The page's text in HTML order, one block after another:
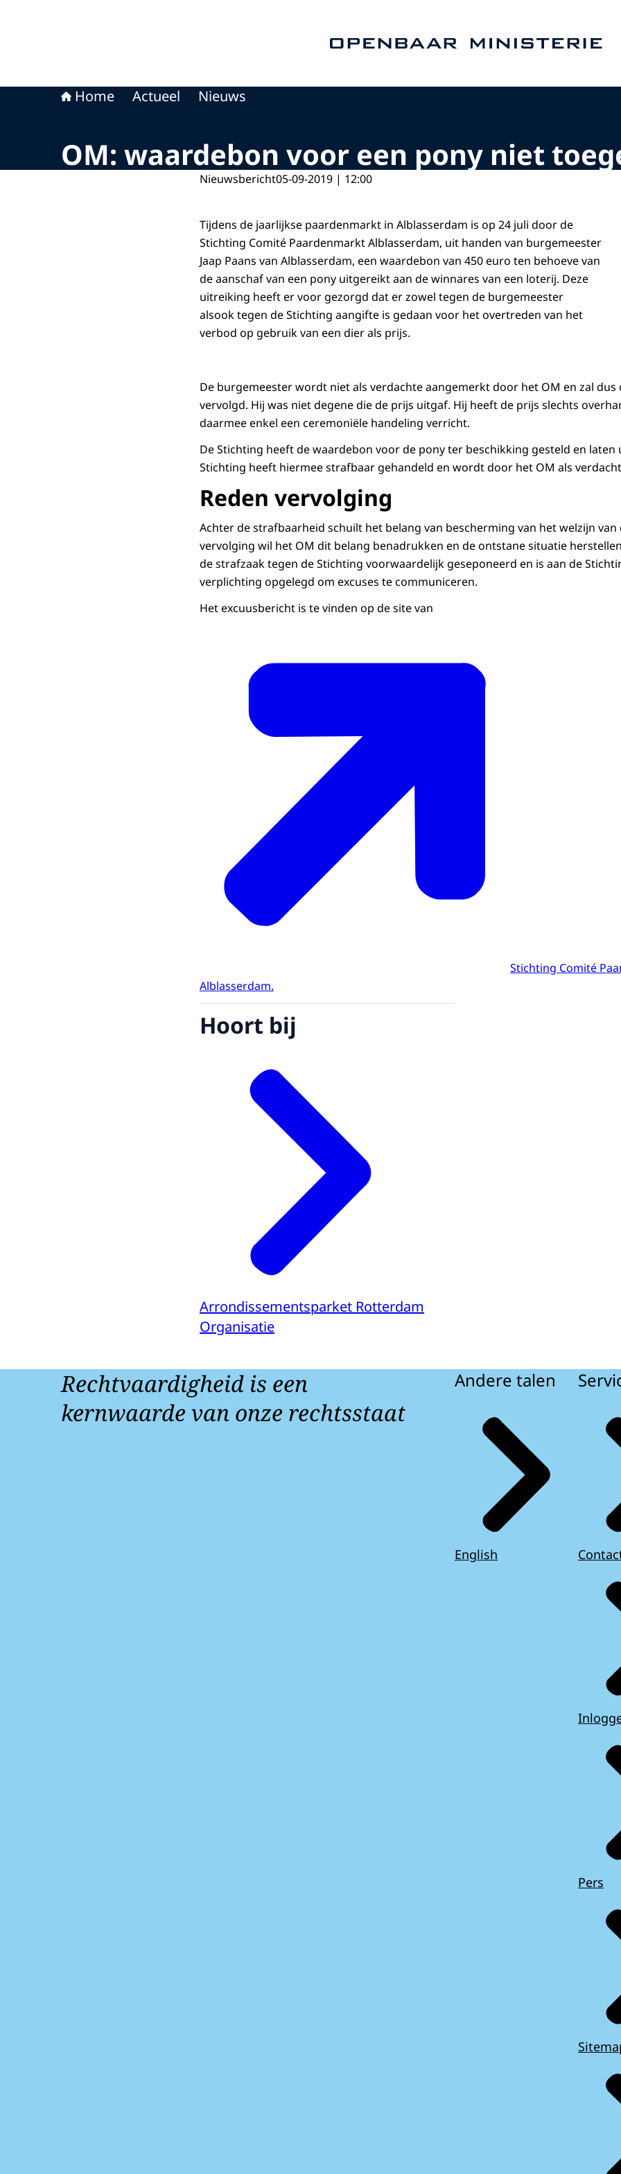
Home Actueel Nieuws
OM: waardebon voor een pony niet
Nieuwsbericht05-09-2019 | 12:00
Tijdens de jaarlijkse paardenmarkt in Alblasserdam is op 24 juli door de
Stichting Comité Paardenmarkt Alblasserdam, uit handen van burgemeester
Jaap Paans van Alblasserdam, een waardebon van 450 euro ten behoeve van
de aanschaf van een pony uitgereikt aan de winnares van een loterij. Deze
uitreiking heeft er voor gezorgd dat er zowel tegen de burgemeester
alsook tegen de Stichting aangifte is gedaan voor het overtreden van het
verbod op gebruik van een dier als prijs.
De burgemeester wordt niet als verdachte aangemerkt door het OM en zal
vervolgd. Hij was niet degene die de prijs uitgaf. Hij heeft de prijs slechts
daarmee enkel een ceremoniële handeling verricht.
De Stichting heeft de waardebon voor de pony ter beschikking gesteld en laten
Stichting heeft hiermee strafbaar gehandeld en wordt door het OM als
Reden vervolging
Achter de strafbaarheid schuilt het belang van bescherming van het welzijn van
vervolging wil het OM dit belang benadrukken en de ontstane situatie
de strafzaak tegen de Stichting voorwaardelijk geseponeerd en is aan de
verplichting opgelegd om excuses te communiceren.
Het excuusbericht is te vinden op de site van
Stichting Comité
Alblasserdam.
Hoort bij
Arrondissementsparket Rotterdam
Organisatie
Rechtvaardigheid is een
kernwaarde van onze rechtsstaat
Andere talen
English
Pers